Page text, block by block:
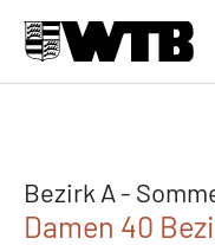
Bezirk A -
Damen 40